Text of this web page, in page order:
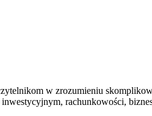
w zrozumieniu
rachunkowości,